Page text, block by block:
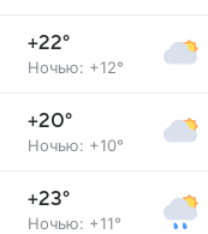
+22°
Ночью: +12°
+20°
Ночью: +10°
+23°
Ночью: +11°